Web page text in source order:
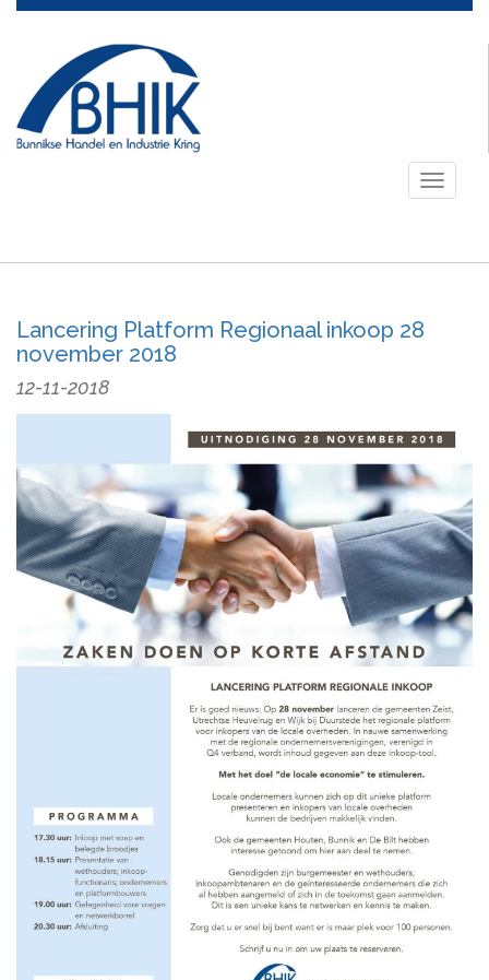
Toggle
Lancering Platform Regionaal inkoop 28
november 2018
12-11-2018